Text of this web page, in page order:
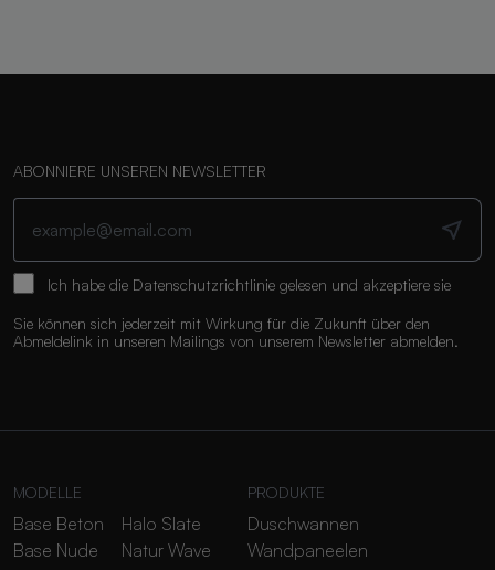
ABONNIERE UNSEREN NEWSLETTER
Ich habe die Datenschutzrichtlinie gelesen und akzeptiere sie
Sie können sich jederzeit mit Wirkung für die Zukunft über den
Abmeldelink in unseren Mailings von unserem Newsletter abmelden.
MODELLE
Base Beton
Base Nude
Halo Slate
Natur Wave
PRODUKTE
Duschwannen
Wandpaneelen